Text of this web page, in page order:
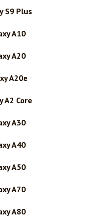
S9 Plus
A10
A20
A20e
A2 Core
A30
A40
A50
A70
A80